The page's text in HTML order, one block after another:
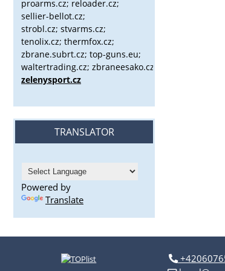
proarms.cz; reloader.cz;
sellier-bellot.cz;
strobl.cz; stvarms.cz;
tenolix.cz; thermfox.cz;
zbrane.subrt.cz; top-guns.eu;
waltertrading.cz; zbraneesako.cz;
zelenysport.cz
TRANSLATOR
Powered by
Translate